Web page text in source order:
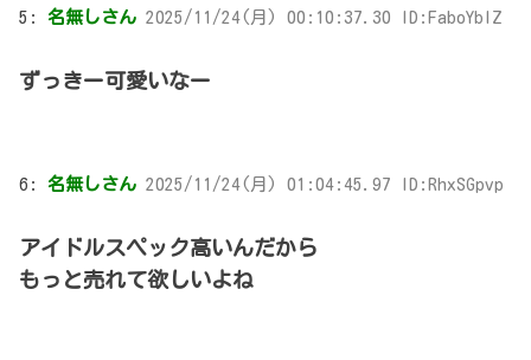
5: 名無しさん 2025/11/24(月) 00:10:37.30 ID:FaboYbIZ
ずっきー可愛いなー
6: 名無しさん 2025/11/24(月) 01:04:45.97 ID:RhxSGpvp
アイドルスペック高いんだから
もっと売れて欲しいよね